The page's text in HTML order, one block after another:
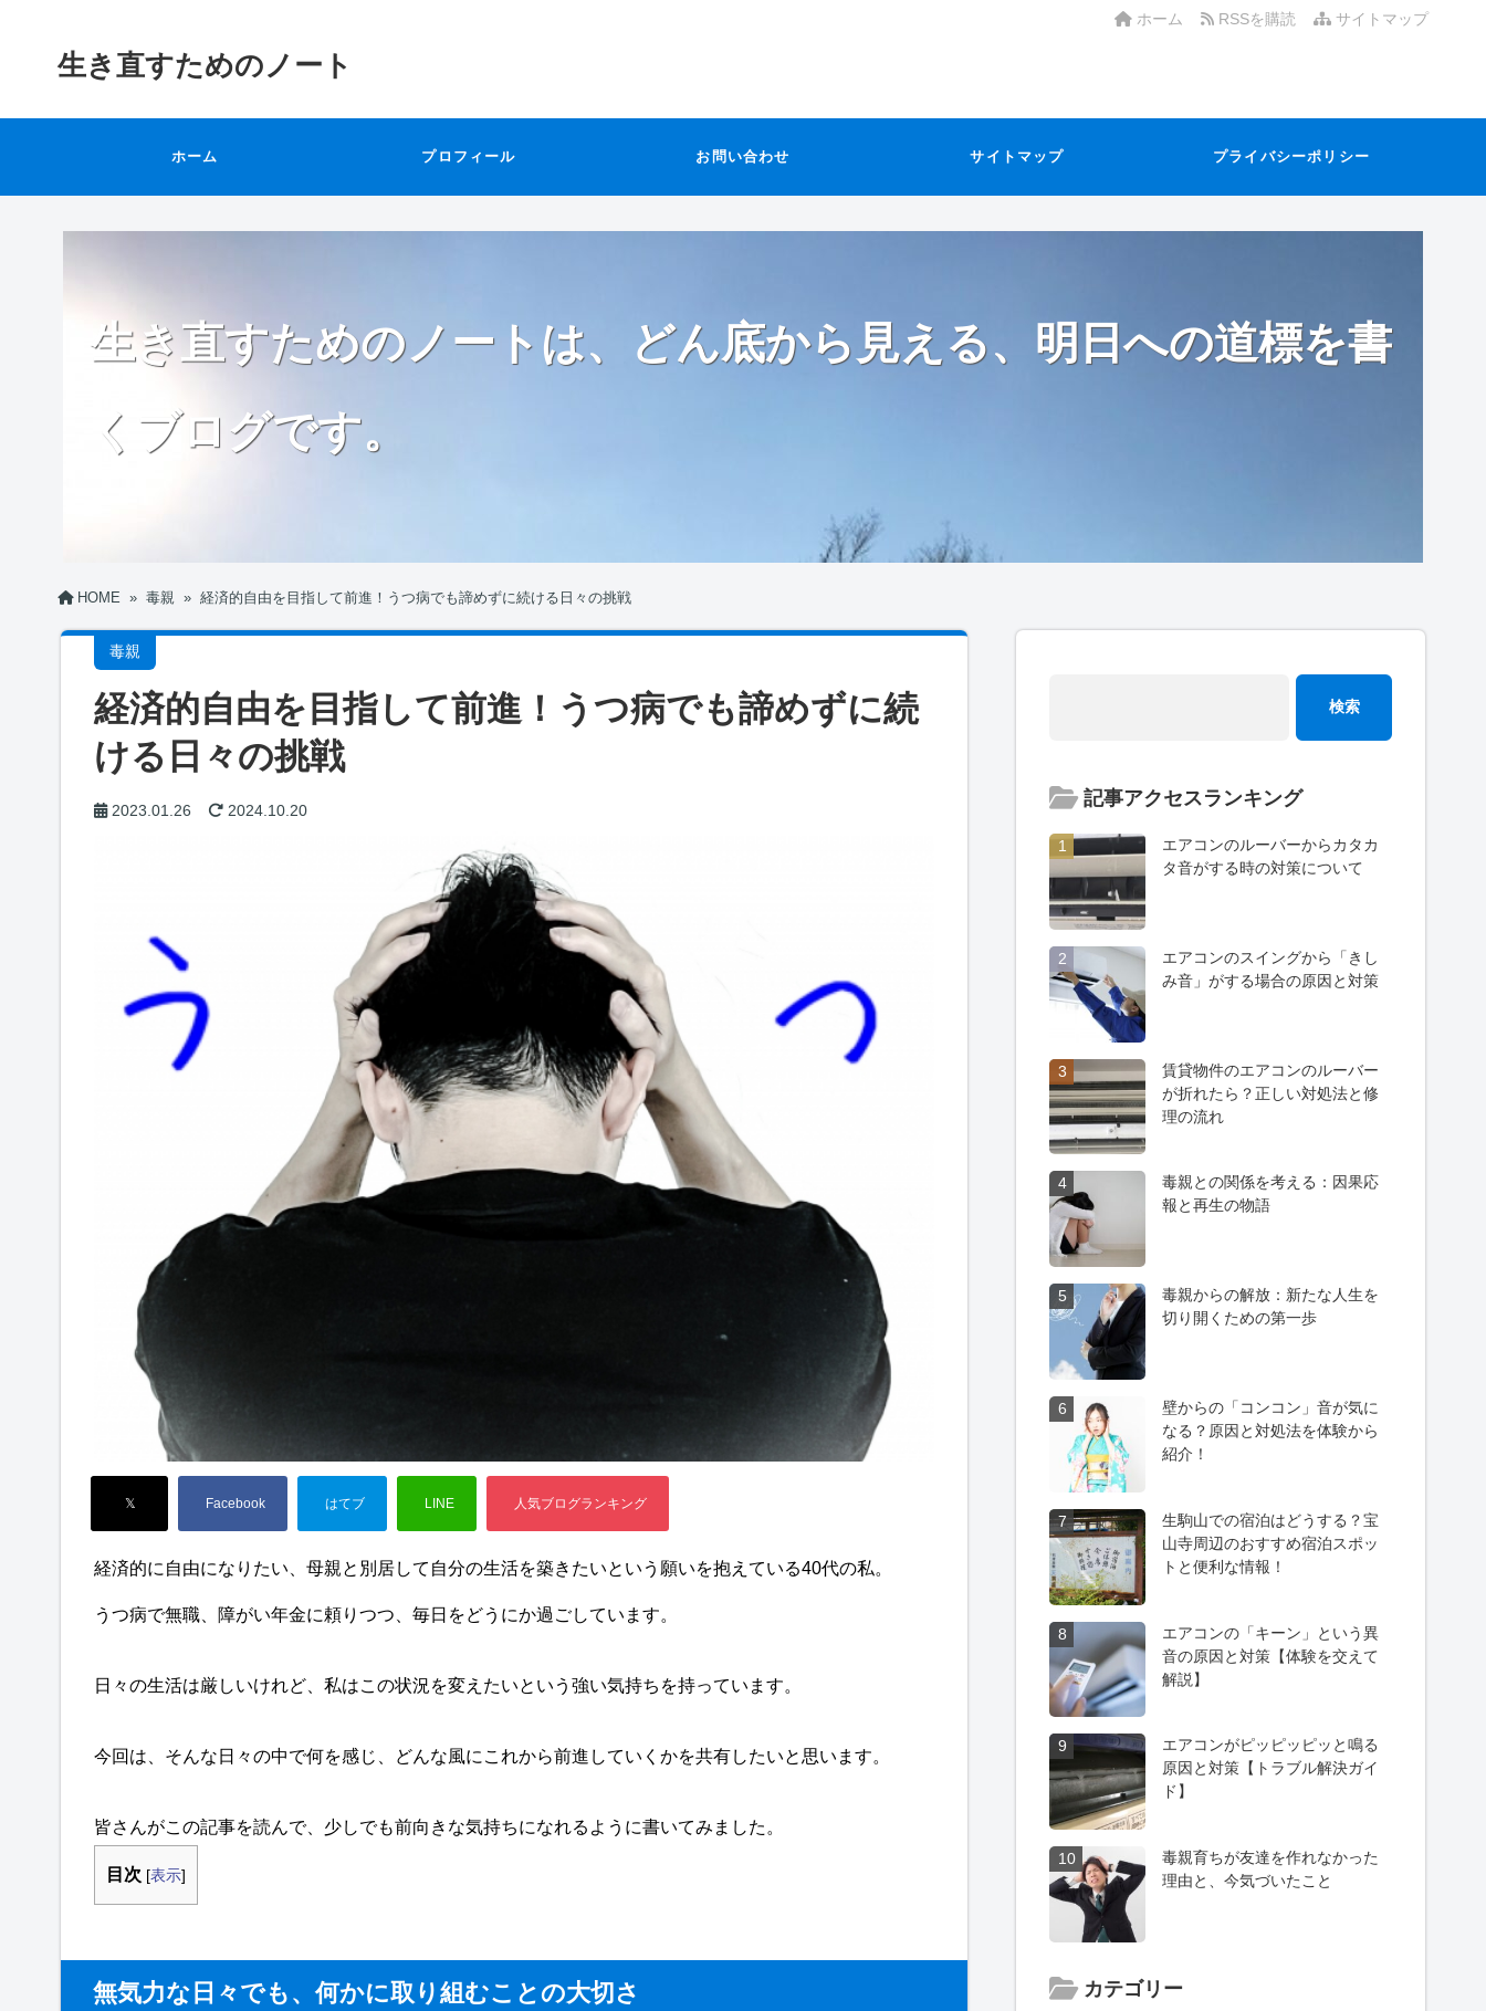
サイトマップ
RSSを購読
ホーム
生き直すためのノート
ホーム プロフィール お問い合わせ サイトマップ プライバシーポリシー
生き直すためのノートは、どん底から見える、明日への道標を書
くブログです。
HOME » 毒親 » 経済的自由を目指して前進！うつ病でも諦めずに続ける日々の挑戦
毒親
経済的自由を目指して前進！うつ病でも諦めずに続
ける日々の挑戦
2023.01.26 2024.10.20
経済的に自由になりたい、母親と別居して自分の生活を築きたいという願いを抱えている40代の私。
うつ病で無職、障がい年金に頼りつつ、毎日をどうにか過ごしています。
日々の生活は厳しいけれど、私はこの状況を変えたいという強い気持ちを持っています。
今回は、そんな日々の中で何を感じ、どんな風にこれから前進していくかを共有したいと思います。
皆さんがこの記事を読んで、少しでも前向きな気持ちになれるように書いてみました。
目次 [表示]
無気力な日々でも、何かに取り組むことの大切さ
記事アクセスランキング
1
エアコンのルーバーからカタカ
タ音がする時の対策について
2
エアコンのスイングから「きし
み音」がする場合の原因と対策
3
賃貸物件のエアコンのルーバー
が折れたら？正しい対処法と修
理の流れ
4
毒親との関係を考える：因果応
報と再生の物語
5
毒親からの解放：新たな人生を
切り開くための第一歩
6
壁からの「コンコン」音が気に
なる？原因と対処法を体験から
紹介！
7
生駒山での宿泊はどうする？宝
山寺周辺のおすすめ宿泊スポッ
トと便利な情報！
8
エアコンの「キーン」という異
音の原因と対策【体験を交えて
解説】
9
エアコンがピッピッピッと鳴る
原因と対策【トラブル解決ガイ
ド】
10
毒親育ちが友達を作れなかった
理由と、今気づいたこと
カテゴリー